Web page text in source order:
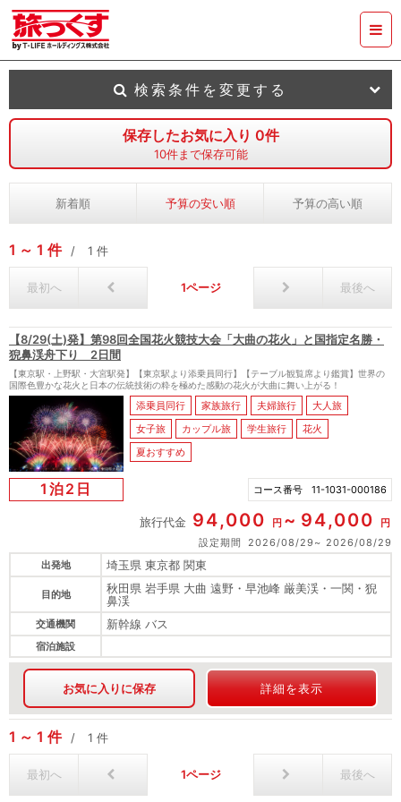
保存したお気に入り 0件
10件まで保存可能
新着順 予算の安い順 予算の高い順
1 1 件 1 件
最初へ 1 最後へ
【8/29(土)発】第98回全国花火競技大会「大曲の花火」と国指定名勝・
猊鼻渓舟下り 2日間
【東京駅・上野駅・大宮駅発】【東京駅より添乗員同行】【テーブル観覧席より鑑賞】世界の
国際色豊かな花火と日本の伝統技術の粋を極めた感動の花火が大曲に舞い上がる！
添乗員同行 家族旅行 夫婦旅行
大人旅
女子旅
カップル旅 学生旅行
花火
夏おすすめ
1泊2日 コース番号 11-1031-000186
旅行代金 94,000 円 94,000
円
設定期間
2026/08/29
2026/08/29
出発地
埼玉県 東京都 関東
目的地
秋田県 岩手県 大曲 遠野・早池峰 厳美渓・一関・猊
鼻渓
交通機関 新幹線 バス
宿泊施設
お気に入りに保存 詳細を表示
1 1 件 1 件
最初へ 1 最後へ
検索条件を変更する